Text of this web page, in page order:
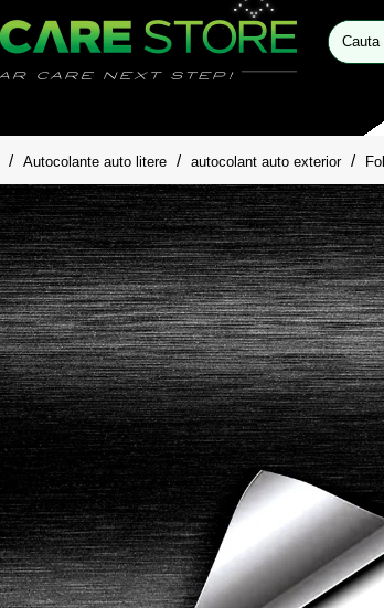
Cauta
aici
Oferte
Autocolante auto litere autocolant auto exterior